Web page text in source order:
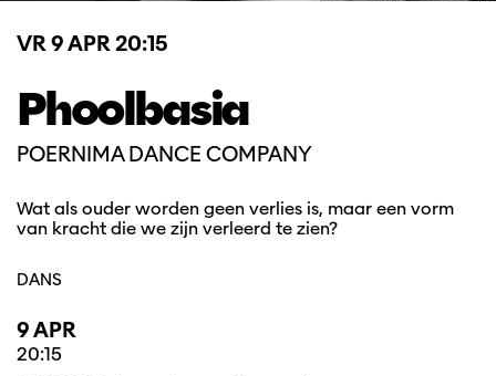
Phoolbasia
POERNIMA DANCE COMPANY
VR 9 APR20:15
Wat als ouder worden geen verlies is, maar een vorm
van kracht die we zijn verleerd te zien?
DANS
9 APR
20:15